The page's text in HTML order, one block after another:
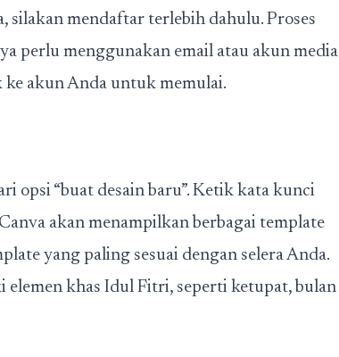
silakan mendaftar terlebih dahulu. Proses
perlu menggunakan email atau akun media
ke akun Anda untuk memulai.
opsi “buat desain baru”. Ketik kata kunci
akan menampilkan berbagai template
yang paling sesuai dengan selera Anda.
khas Idul Fitri, seperti ketupat, bulan